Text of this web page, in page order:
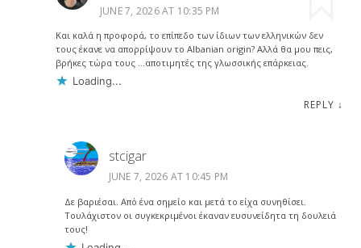
JUNE 7, 2026 AT 10:35 PM
Και καλά η προφορά, το επίπεδο των ίδιων των ελληνικών δεν
τους έκανε να απορρίψουν το Albanian origin? Αλλά θα μου πεις,
βρήκες τώρα τους …αποτιμητές της γλωσσικής επάρκειας.
Loading...
REPLY ↓
stcigar
JUNE 7, 2026 AT 10:45 PM
Δε βαριέσαι. Από ένα σημείο και μετά το είχα συνηθίσει.
Τουλάχιστον οι συγκεκριμένοι έκαναν ευσυνείδητα τη δουλειά
τους!